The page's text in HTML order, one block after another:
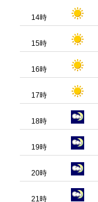
14時
15時
16時
17時
18時
19時
20時
21時